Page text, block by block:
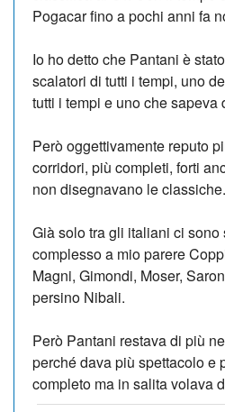
Pogacar fino a pochi anni fa
Io ho detto che Pantani è
scalatori di tutti i tempi, uno
tutti i tempi e uno che sapeva
Però oggettivamente reputo
corridori, più completi, forti
non disegnavano le
Già solo tra gli italiani ci sono
complesso a mio parere
Magni, Gimondi, Moser,
persino Nibali.
Però Pantani restava di più
perché dava più spettacolo e
completo ma in salita volava